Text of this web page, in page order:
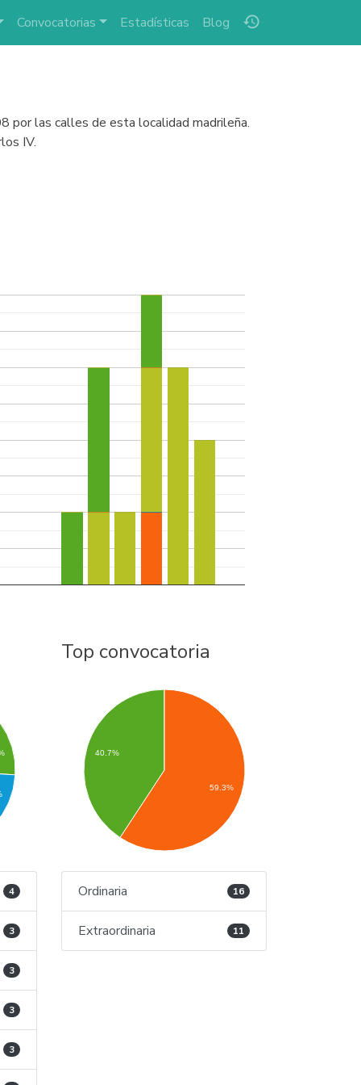
history
Convocatorias Estadísticas Blog
por las calles de esta localidad madrileña.
IV.
4
3
3
3
3
Top convocatoria
40.7%
59.3%
Ordinaria 16
Extraordinaria 11